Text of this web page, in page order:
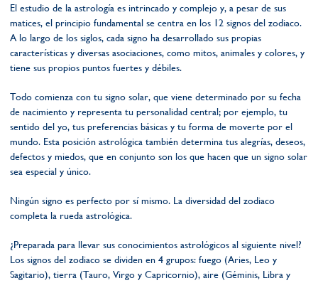
El estudio de la astrología es intrincado y complejo y, a pesar de sus
matices, el principio fundamental se centra en los 12 signos del zodiaco.
A lo largo de los siglos, cada signo ha desarrollado sus propias
características y diversas asociaciones, como mitos, animales y colores, y
tiene sus propios puntos fuertes y débiles.
Todo comienza con tu signo solar, que viene determinado por su fecha
de nacimiento y representa tu personalidad central; por ejemplo, tu
sentido del yo, tus preferencias básicas y tu forma de moverte por el
mundo. Esta posición astrológica también determina tus alegrías, deseos,
defectos y miedos, que en conjunto son los que hacen que un signo solar
sea especial y único.
Ningún signo es perfecto por sí mismo. La diversidad del zodiaco
completa la rueda astrológica.
¿Preparada para llevar sus conocimientos astrológicos al siguiente nivel?
Los signos del zodiaco se dividen en 4 grupos: fuego (Aries, Leo y
Sagitario), tierra (Tauro, Virgo y Capricornio), aire (Géminis, Libra y